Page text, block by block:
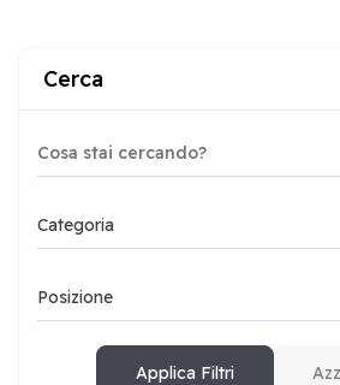
Cerca
Categoria
Posizione
Applica Filtri